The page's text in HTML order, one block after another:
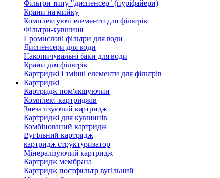
Фільтри типу "диспенсер" (пуріфайери)
Крани на мийку
Комплектуючі елементи для фільтрів
Фільтри-кувшини
Промислові фільтри для води
Диспенсери для води
Накопичувальні баки для води
Крани для фільтрів
Картриджі і змінні елементи для фільтрів
Картриджі
Картридж пом'якшуючий
Комплект картриджів
Знезалізуючий картридж
Картриджі для кувшинів
Комбінований картридж
Вугільний картридж
картридж структуризатор
Мінералізуючий картридж
Картридж мембрана
Картридж постфильтр вугільний